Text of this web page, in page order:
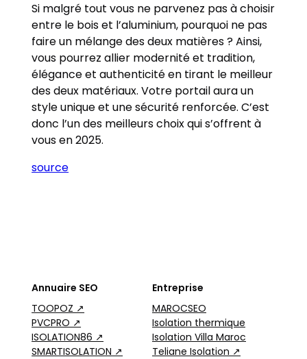
Si malgré tout vous ne parvenez pas à choisir
entre le bois et l’aluminium, pourquoi ne pas
faire un mélange des deux matières ? Ainsi,
vous pourrez allier modernité et tradition,
élégance et authenticité en tirant le meilleur
des deux matériaux. Votre portail aura un
style unique et une sécurité renforcée. C’est
donc l’un des meilleurs choix qui s’offrent à
vous en 2025.
source
Annuaire SEO
TOOPOZ ↗
PVCPRO ↗
ISOLATION86 ↗
SMARTISOLATION ↗
Entreprise
MAROCSEO
Isolation thermique
Isolation Villa Maroc
Teliane Isolation ↗